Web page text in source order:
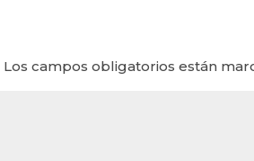
Los campos obligatorios están